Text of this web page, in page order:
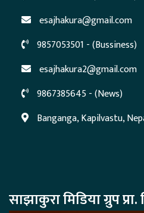
esajhakura@gmail.com
9857053501 - (Bussiness)
esajhakura2@gmail.com
9867385645 - (News)
Banganga, Kapilvastu,
साझाकुरा मिडिया ग्रुप प्रा.